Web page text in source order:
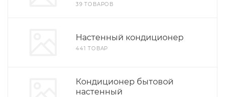
39 ТОВАРОВ
Настенный кондиционер
441 ТОВАР
Кондиционер бытовой
настенный